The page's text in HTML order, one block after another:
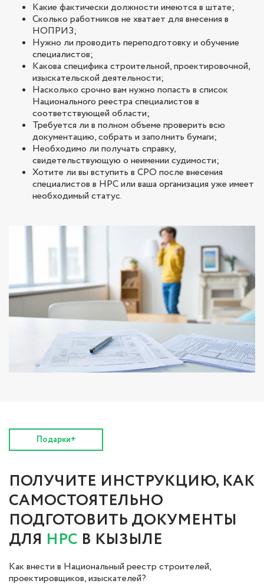
Какие фактически должности имеются в штате;
Сколько работников не хватает для внесения в
НОПРИЗ;
Нужно ли проводить переподготовку и обучение
специалистов;
Какова специфика строительной, проектировочной,
изыскательской деятельности;
Насколько срочно вам нужно попасть в список
Национального реестра специалистов в
соответствующей области;
Требуется ли в полном объеме проверить всю
документацию, собрать и заполнить бумаги;
Необходимо ли получать справку,
свидетельствующую о неимении судимости;
Хотите ли вы вступить в СРО после внесения
специалистов в НРС или ваша организация уже имеет
необходимый статус.
Подарки+
ПОЛУЧИТЕ ИНСТРУКЦИЮ, КАК
САМОСТОЯТЕЛЬНО
ПОДГОТОВИТЬ ДОКУМЕНТЫ
ДЛЯ НРС В КЫЗЫЛЕ
Как внести в Национальный реестр строителей,
проектировщиков, изыскателей?